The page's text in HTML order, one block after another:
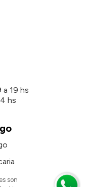
a 19 hs
hs
son